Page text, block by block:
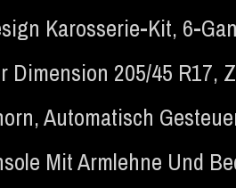
Karosserie-Kit, 6-
Dimension 205/45 R17,
,Automatisch
Mit Armlehne Und